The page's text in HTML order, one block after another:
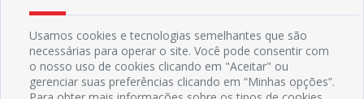
Usamos cookies e tecnologias semelhantes que são
necessárias para operar o site. Você pode consentir com
o nosso uso de cookies clicando em "Aceitar" ou
gerenciar suas preferências clicando em “Minhas opções”.